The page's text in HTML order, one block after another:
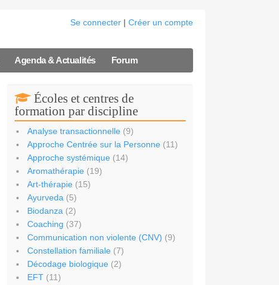
Se connecter | Créer un compte
Agenda & Actualités Forum
Écoles et centres de
formation par discipline
Analyse transactionnelle (9)
Approche Centrée sur la Personne (11)
Approche systémique (14)
Aromathérapie (19)
Art-thérapie (15)
Ayurveda (5)
Biodanza (2)
Coaching (37)
Communication non violente (CNV) (9)
Constellation familiale (7)
Décodage biologique (2)
EFT (11)